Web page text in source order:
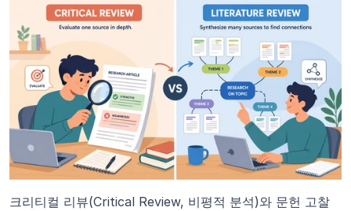
크리티컬 리뷰(Critical Review, 비평적 분석)와 문헌 고찰